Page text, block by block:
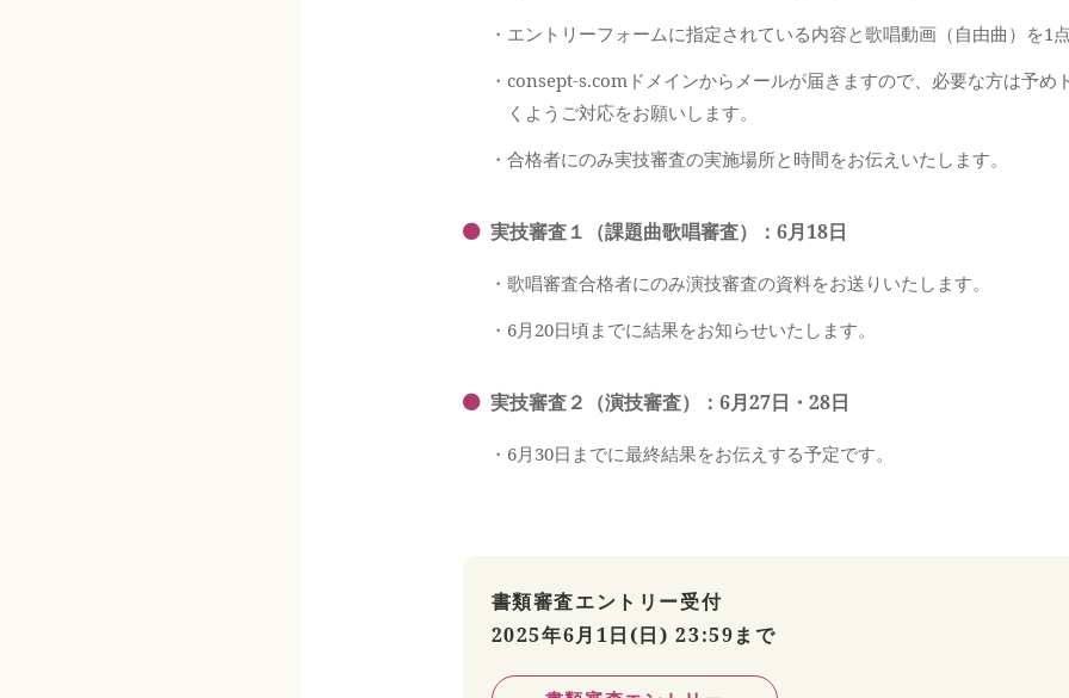
・エントリーフォームに指定されている内容と歌唱動画（自由曲）を1
・consept-s.comドメインからメールが届きますので、必要な方は予
くようご対応をお願いします。
・合格者にのみ実技審査の実施場所と時間をお伝えいたします。
実技審査１（課題曲歌唱審査）：6月18日
・歌唱審査合格者にのみ演技審査の資料をお送りいたします。
・6月20日頃までに結果をお知らせいたします。
実技審査２（演技審査）：6月27日・28日
・6月30日までに最終結果をお伝えする予定です。
書類審査エントリー受付
2025年6月1日(日) 23:59まで